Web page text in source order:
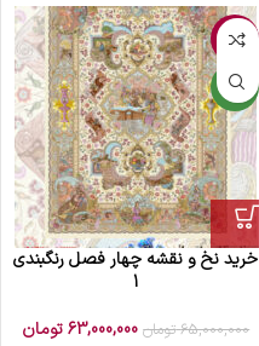
-3%
جدید
خرید نخ و نقشه چهار فصل رنگبندی
1
65,000,000 تومان 63,000,000 تومان